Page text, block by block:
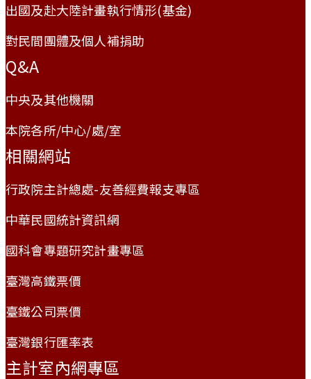
出國及赴大陸計畫執行情形(基金)
對民間團體及個人補捐助
Q&A
中央及其他機關
本院各所/中心/處/室
相關網站
行政院主計總處-友善經費報支專區
中華民國統計資訊網
國科會專題研究計畫專區
臺灣高鐵票價
臺鐵公司票價
臺灣銀行匯率表
主計室內網專區